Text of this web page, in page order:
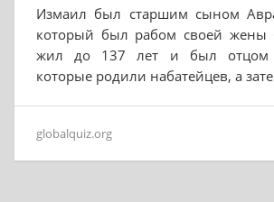
Измаил был старшим сыном
который был рабом своей жены
жил до 137 лет и был отцом
которые родили набатейцев, а
globalquiz.org